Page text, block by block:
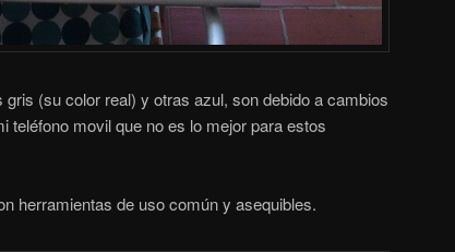
(su color real) y otras azul, son debido a cambios
teléfono movil que no es lo mejor para estos
herramientas de uso común y asequibles.